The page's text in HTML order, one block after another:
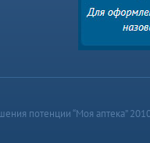
потенции “Моя аптека”